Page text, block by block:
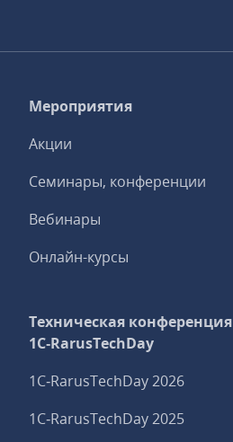
Мероприятия
Акции
Семинары, конференции
Вебинары
Онлайн-курсы
Техническая конференция
1C‑RarusTechDay
1C‑RarusTechDay 2026
1C‑RarusTechDay 2025